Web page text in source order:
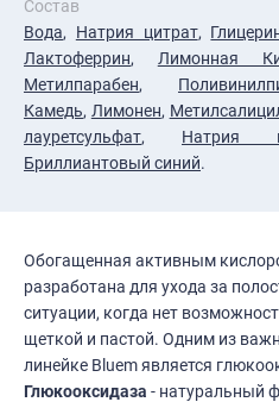
Состав
Вода, Натрия цитрат,
Лактоферрин, Лимонная
Метилпарабен,
Камедь, Лимонен,
лауретсульфат, Натрия
Бриллиантовый синий.
Обогащенная активным
разработана для ухода за
ситуации, когда нет
щеткой и пастой. Одним из
линейке Bluem является
Глюкооксидаза - натуральный